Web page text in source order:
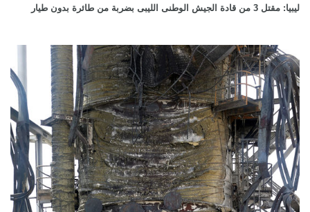
ليبيا: مقتل 3 من قادة الجيش الوطنى الليبى بضربة من طائرة بدون طيار